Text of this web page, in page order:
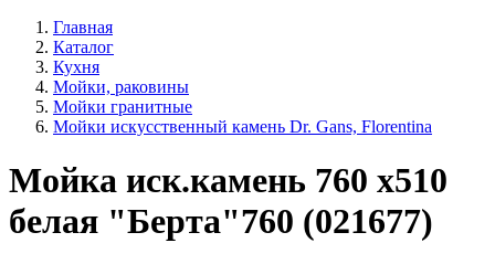
Главная
Каталог
Кухня
Мойки, раковины
Мойки гранитные
Мойки искусственный камень Dr. Gans, Florentina
Мойка иск.камень 760 х510
белая "Берта"760 (021677)